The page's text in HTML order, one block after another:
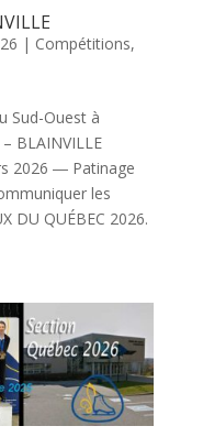
| Compétitions,
Sud-Ouest à
BLAINVILLE
2026 ― Patinage
les
DU QUÉBEC 2026.